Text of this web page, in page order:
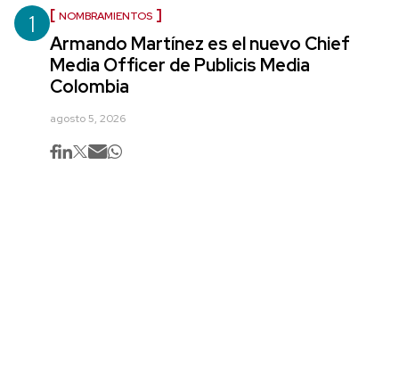
1 NOMBRAMIENTOS
Armando Martínez es el nuevo Chief
Media Officer de Publicis Media
Colombia
agosto 5, 2026